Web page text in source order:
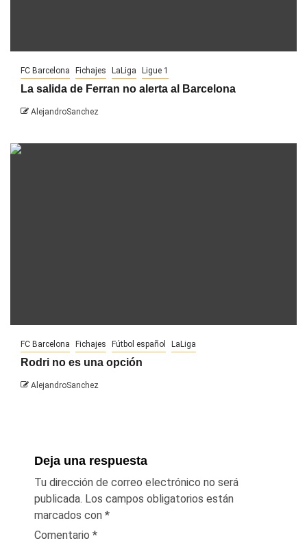
FC Barcelona Fichajes LaLiga Ligue 1
La salida de Ferran no alerta al Barcelona
AlejandroSanchez
FC Barcelona Fichajes Fútbol español LaLiga
Rodri no es una opción
AlejandroSanchez
Deja una respuesta
Tu dirección de correo electrónico no será
publicada. Los campos obligatorios están
marcados con *
Comentario *